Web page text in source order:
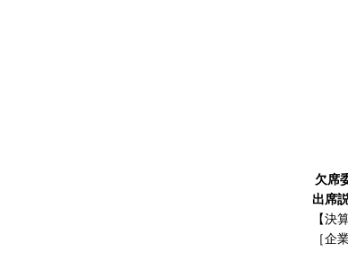
欠席
出席
【決
［企